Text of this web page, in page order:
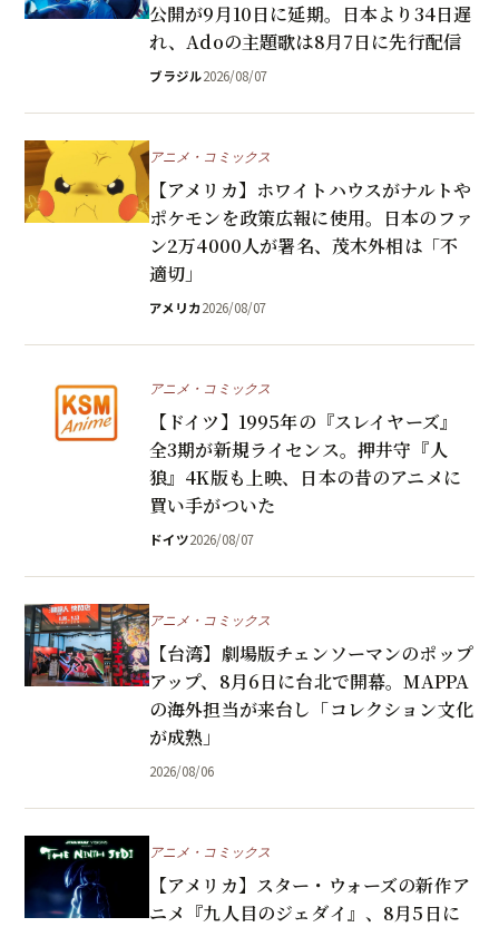
公開が9月10日に延期。日本より34日遅
れ、Adoの主題歌は8月7日に先行配信
ブラジル2026/08/07
アニメ・コミックス
【アメリカ】ホワイトハウスがナルトや
ポケモンを政策広報に使用。日本のファ
ン2万4000人が署名、茂木外相は「不
適切」
アメリカ2026/08/07
アニメ・コミックス
【ドイツ】1995年の『スレイヤーズ』
全3期が新規ライセンス。押井守『人
狼』4K版も上映、日本の昔のアニメに
買い手がついた
ドイツ2026/08/07
アニメ・コミックス
【台湾】劇場版チェンソーマンのポップ
アップ、8月6日に台北で開幕。MAPPA
の海外担当が来台し「コレクション文化
が成熟」
2026/08/06
アニメ・コミックス
【アメリカ】スター・ウォーズの新作ア
ニメ『九人目のジェダイ』、8月5日に